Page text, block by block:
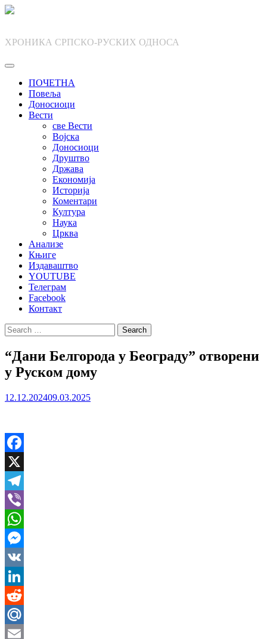
Skip
ХРОНИКА СРПСКО-РУСКИХ ОДНОСА
ПОЧЕТНА
Повеља
Доносиоци
Вести
све Вести
Војска
Доносиоци
Друштво
Држава
Економија
Историја
Коментари
Култура
Наука
Црква
Анализе
Књиге
Издаваштво
YOUTUBE
Телеграм
Facebook
Контакт
Search
for:
“Дани Белгорода у Београду” отворени
у Руском дому
12.12.202409.03.2025
Facebook
X
Telegram
Viber
WhatsApp
Messenger
VK
LinkedIn
Reddit
Mail.Ru